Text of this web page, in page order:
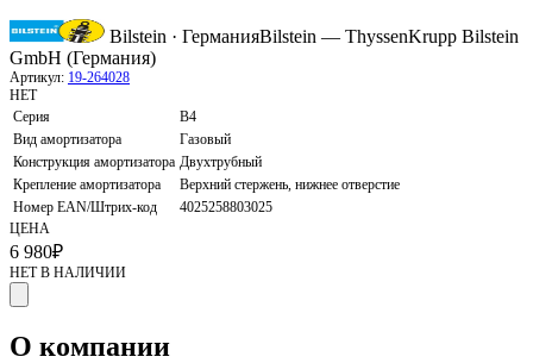
Bilstein · ГерманияBilstein — ThyssenKrupp Bilstein
GmbH (Германия)
Артикул: 19-264028
НЕТ
Серия
B4
Вид амортизатора
Газовый
Конструкция амортизатора Двухтрубный
Крепление амортизатора
Верхний стержень, нижнее отверстие
Номер EAN/Штрих-код
4025258803025
ЦЕНА
6 980₽
НЕТ В НАЛИЧИИ
О компании